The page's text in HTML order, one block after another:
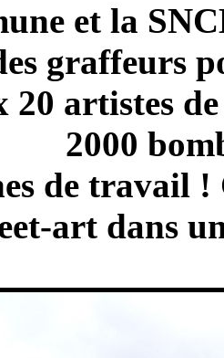
et la
graffeurs
20 artistes
2000
de travail
art dans